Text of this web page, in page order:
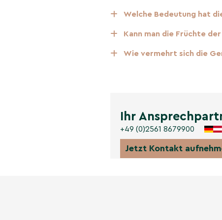
Welche Bedeutung hat
Kann man die Früchte
Wie vermehrt sich die
Ihr
+49 (0)2561 8679900
Jetzt Kontakt